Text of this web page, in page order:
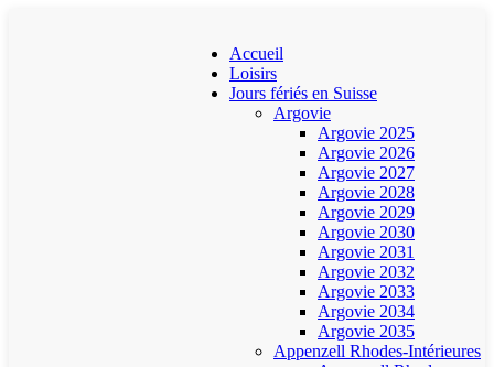
Accueil
Loisirs
Jours fériés en Suisse
Argovie
Argovie 2025
Argovie 2026
Argovie 2027
Argovie 2028
Argovie 2029
Argovie 2030
Argovie 2031
Argovie 2032
Argovie 2033
Argovie 2034
Argovie 2035
Appenzell Rhodes-Intérieures